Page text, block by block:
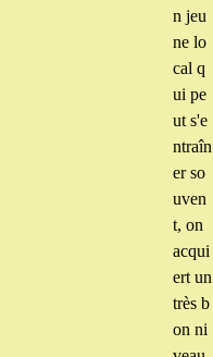
n jeu
ne lo
cal q
ui pe
ut s'e
ntraîn
er so
uven
t, on
acqui
ert un
très b
on ni